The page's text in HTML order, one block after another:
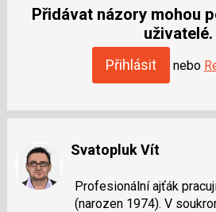
jako
Přidávat názory mohou
uživatelé.
Přihlásit nebo
Svatopluk Vít
Profesionální ajťák
(narozen 1974). V